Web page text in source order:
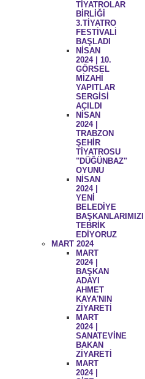
TİYATROLAR
BİRLİĞİ
3.TİYATRO
FESTİVALİ
BAŞLADI
NİSAN
2024 | 10.
GÖRSEL
MİZAHİ
YAPITLAR
SERGİSİ
AÇILDI
NİSAN
2024 |
TRABZON
ŞEHİR
TİYATROSU
"DÜĞÜNBAZ"
OYUNU
NİSAN
2024 |
YENİ
BELEDİYE
BAŞKANLARIMIZI
TEBRİK
EDİYORUZ
MART 2024
MART
2024 |
BAŞKAN
ADAYI
AHMET
KAYA'NIN
ZİYARETİ
MART
2024 |
SANATEVİNE
BAKAN
ZİYARETİ
MART
2024 |